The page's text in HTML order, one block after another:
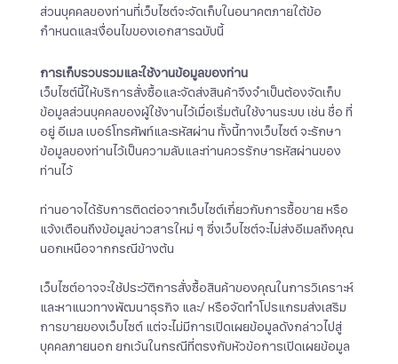
ส่วนบุคคลของท่านที่เว็บไซต์จะจัดเก็บในอนาคตภายใต้ข้อ
กำหนดและเงื่อนไขของเอกสารฉบับนี้
การเก็บรวบรวมและใช้งานข้อมูลของท่าน
เว็บไซต์นี้ให้บริการสั่งซื้อและจัดส่งสินค้าจึงจำเป็นต้องจัดเก็บ
ข้อมูลส่วนบุคคลของผู้ใช้งานไว้เมื่อเริ่มต้นใช้งานระบบ เช่น ชื่อ ที่
อยู่ อีเมล เบอร์โทรศัพท์และรหัสผ่าน ทั้งนี้ทางเว็บไซต์ จะรักษา
ข้อมูลของท่านไว้เป็นความลับและท่านควรรักษารหัสผ่านของ
ท่านไว้
ท่านอาจได้รับการติดต่อจากเว็บไซต์เกี่ยวกับการซื้อขาย หรือ
แจ้งเตือนถึงข้อมูลข่าวสารใหม่ ๆ ซึ่งเว็บไซต์จะไม่ส่งอีเมลถึงคุณ
นอกเหนือจากกรณีข้างต้น
เว็บไซต์อาจจะใช้ประวัติการสั่งซื้อสินค้าของคุณในการวิเคราะห์
และหาแนวทางพัฒนาธุรกิจ และ/ หรือจัดทำโปรแกรมส่งเสริม
การขายของเว็บไซต์ แต่จะไม่มีการเปิดเผยข้อมูลดังกล่าวไปสู่
บุคคลภายนอก ยกเว้นในกรณีที่ตรงกับหัวข้อการเปิดเผยข้อมูล